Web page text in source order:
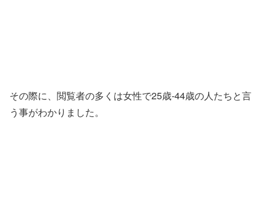
その際に、閲覧者の多くは女性で25歳-44歳の人たちと言
う事がわかりました。